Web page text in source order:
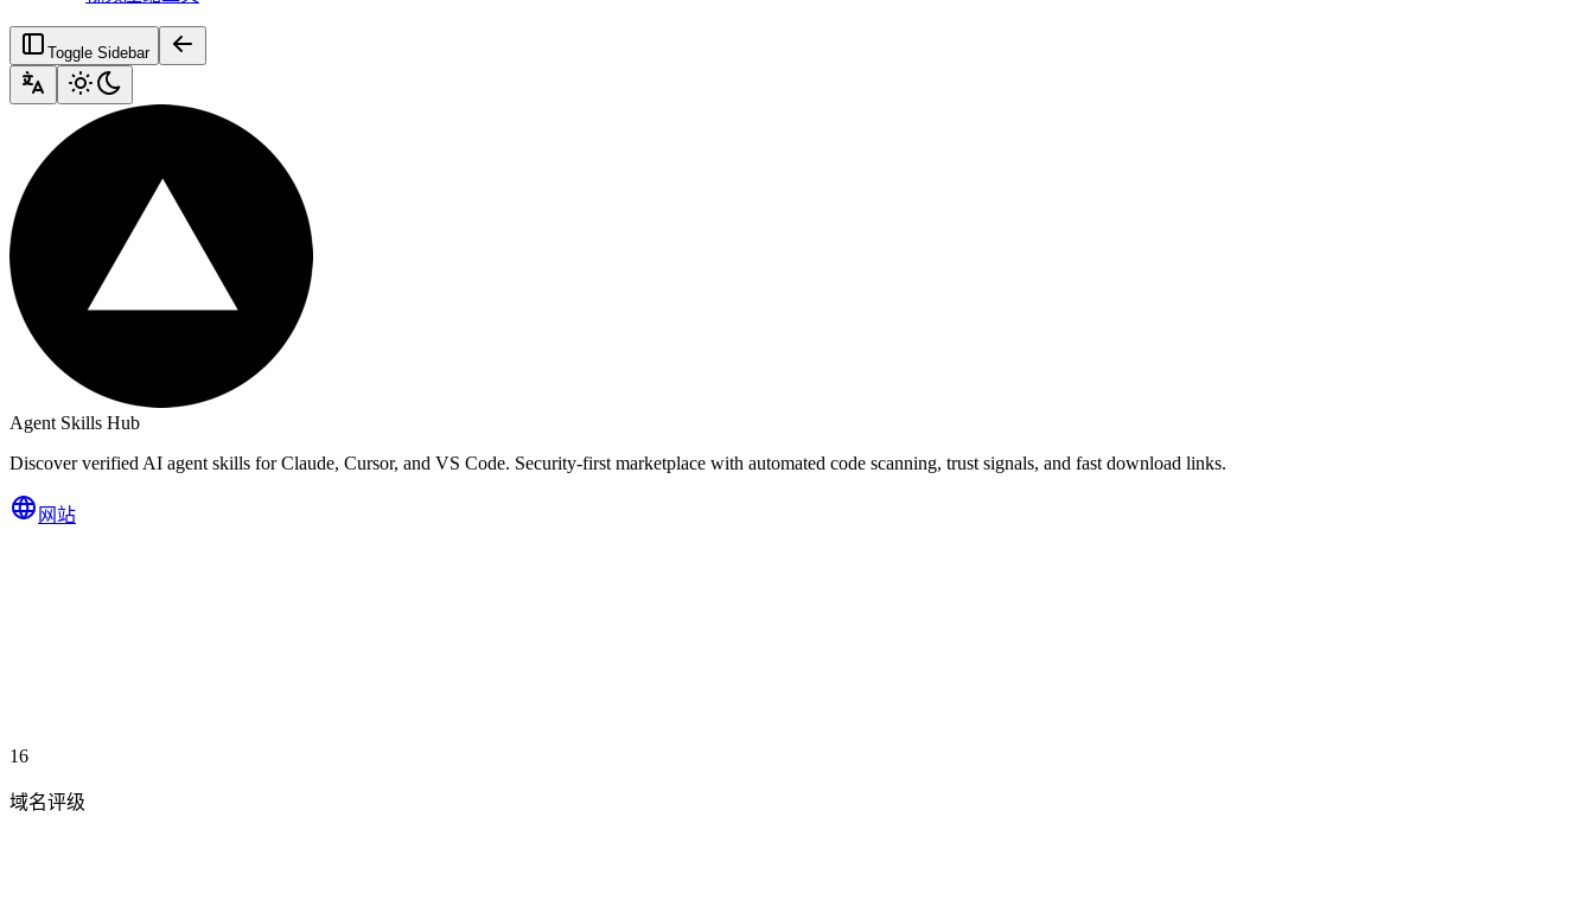
Toggle Sidebar
Agent Skills Hub
Discover verified AI agent skills for Claude, Cursor, and VS Code. Security-first marketplace with automated code scanning, trust signals, and fast download links.
网站
16
域名评级